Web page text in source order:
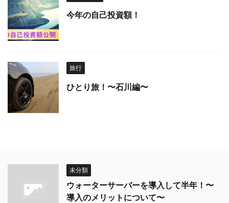
今年の自己投資額！
旅行
ひとり旅！〜石川編〜
未分類
ウォーターサーバーを導入して半年！〜
導入のメリットについて〜